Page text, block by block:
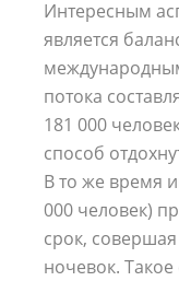
Интересным
является
потока
181 000
способ
В то же время
000 человек)
срок,
ночевок.